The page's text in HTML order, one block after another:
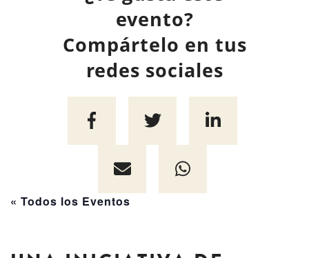
evento?
Compártelo en tus
redes sociales
« Todos los Eventos